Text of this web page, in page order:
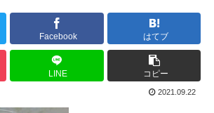
Facebook はてブ
LINE コピー
2021.09.22